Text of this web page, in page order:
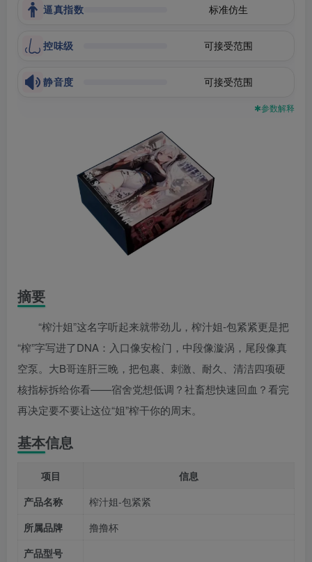
逼真指数 标准仿生
控味级 可接受范围
静音度 可接受范围
✱参数解释
摘要
“榨汁姐”这名字听起来就带劲儿，榨汁姐-包紧紧更是把
“榨”字写进了DNA：入口像安检门，中段像漩涡，尾段像真
空泵。大B哥连肝三晚，把包裹、刺激、耐久、清洁四项硬
核指标拆给你看——宿舍党想低调？社畜想快速回血？看完
再决定要不要让这位“姐”榨干你的周末。
基本信息
项目
信息
产品名称
榨汁姐-包紧紧
所属品牌
撸撸杯
产品型号